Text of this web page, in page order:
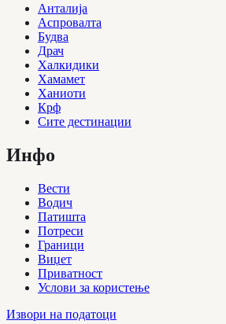
Анталија
Аспровалта
Будва
Драч
Халкидики
Хамамет
Ханиоти
Крф
Сите дестинации
Инфо
Вести
Водич
Патишта
Потреси
Граници
Виџет
Приватност
Услови за користење
Извори на податоци